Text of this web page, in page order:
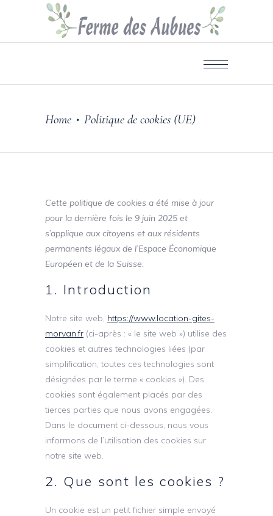
Home • Politique de cookies (UE)
Cette politique de cookies a été mise à jour
pour la dernière fois le 9 juin 2025 et
s’applique aux citoyens et aux résidents
permanents légaux de l’Espace Économique
Européen et de la Suisse.
1. Introduction
Notre site web, https://www.location-gites-
morvan.fr (ci-après : « le site web ») utilise des
cookies et autres technologies liées (par
simplification, toutes ces technologies sont
désignées par le terme « cookies »). Des
cookies sont également placés par des
tierces parties que nous avons engagées.
Dans le document ci-dessous, nous vous
informons de l’utilisation des cookies sur
notre site web.
2. Que sont les cookies ?
Un cookie est un petit fichier simple envoyé